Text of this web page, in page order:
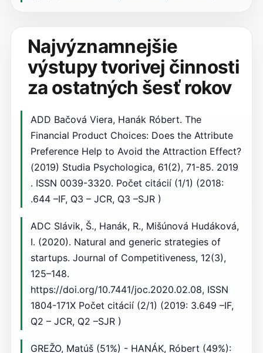
Najvýznamnejšie
výstupy tvorivej činnosti
za ostatných šesť rokov
ADD Bačová Viera, Hanák Róbert. The
Financial Product Choices: Does the Attribute
Preference Help to Avoid the Attraction Effect?
(2019) Studia Psychologica, 61(2), 71-85. 2019
. ISSN 0039-3320. Počet citácií (1/1) (2018:
.644 –IF, Q3 – JCR, Q3 –SJR )
ADC Slávik, Š., Hanák, R., Mišúnová Hudáková,
I. (2020). Natural and generic strategies of
startups. Journal of Competitiveness, 12(3),
125–148.
https://doi.org/10.7441/joc.2020.02.08, ISSN
1804-171X Počet citácií (2/1) (2019: 3.649 –IF,
Q2 – JCR, Q2 –SJR )
GREŽO, Matúš (51%) - HANÁK, Róbert (49%):